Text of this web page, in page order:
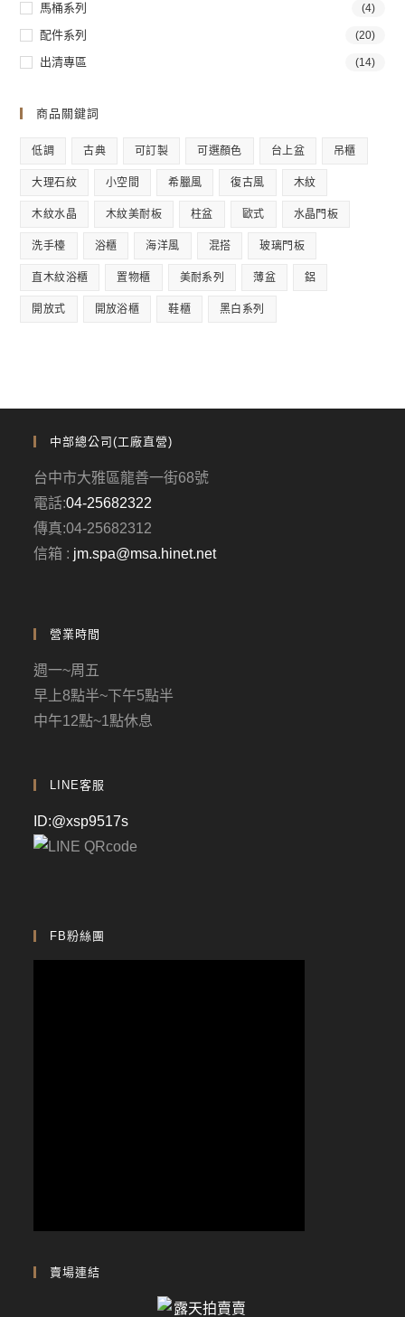
馬桶系列 (4)
配件系列 (20)
出清專區 (14)
商品關鍵詞
低調 古典 可訂製 可選顏色 台上盆 吊櫃
大理石紋 小空間 希臘風 復古風 木紋
木紋水晶 木紋美耐板 柱盆 歐式 水晶門板
洗手檯 浴櫃 海洋風 混搭 玻璃門板
直木紋浴櫃 置物櫃 美耐系列 薄盆 鋁
開放式 開放浴櫃 鞋櫃 黑白系列
中部總公司(工廠直營)
台中市大雅區龍善一街68號
電話:04-25682322
傳真:04-25682312
信箱 : jm.spa@msa.hinet.net
營業時間
週一~周五
早上8點半~下午5點半
中午12點~1點休息
LINE客服
ID:@xsp9517s
FB粉絲團
賣場連結